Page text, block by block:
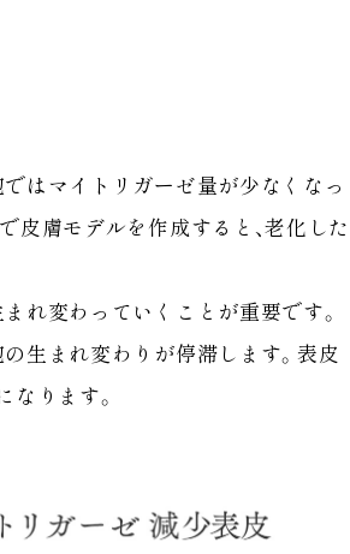
はマイトリガーゼ量が少なくなっ
皮膚モデルを作成すると、老化した
れ変わっていくことが重要です。
生まれ変わりが停滞します。表皮
なります。